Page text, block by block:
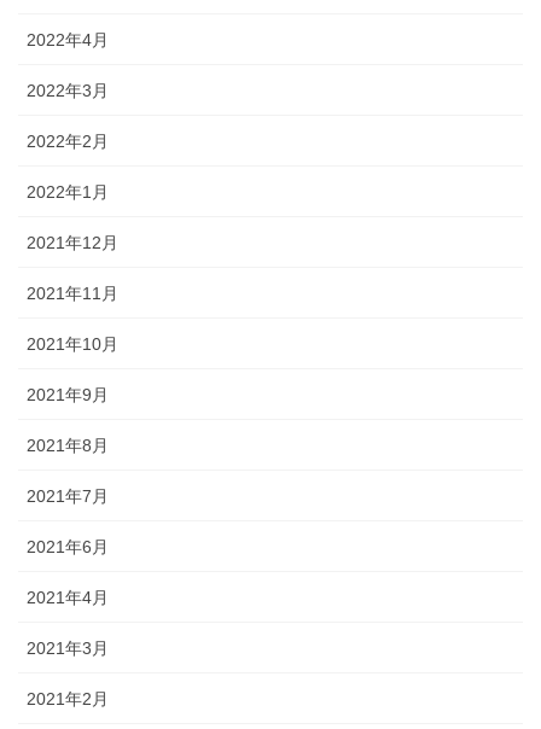
2022年4月
2022年3月
2022年2月
2022年1月
2021年12月
2021年11月
2021年10月
2021年9月
2021年8月
2021年7月
2021年6月
2021年4月
2021年3月
2021年2月